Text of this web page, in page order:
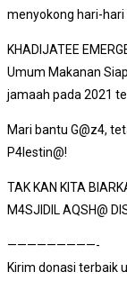
menyokong hari-hari
KHADIJATEE
Umum Makanan
jamaah pada 2021
Mari bantu G@z4,
P4lestin@!
TAK KAN KITA
M4SJIDIL AQSH@
—————————-
Kirim donasi terbaik